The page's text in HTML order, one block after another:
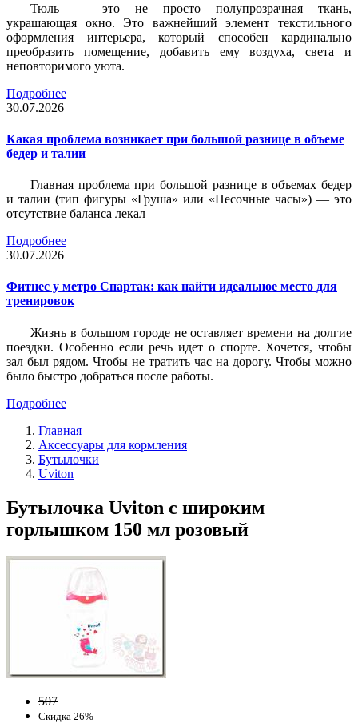
Тюль — это не просто полупрозрачная ткань,
украшающая окно. Это важнейший элемент текстильного
оформления интерьера, который способен кардинально
преобразить помещение, добавить ему воздуха, света и
неповторимого уюта.
Подробнее
30.07.2026
Какая проблема возникает при большой разнице в объеме
бедер и талии
Главная проблема при большой разнице в объемах бедер
и талии (тип фигуры «Груша» или «Песочные часы») — это
отсутствие баланса лекал
Подробнее
30.07.2026
Фитнес у метро Спартак: как найти идеальное место для
тренировок
Жизнь в большом городе не оставляет времени на долгие
поездки. Особенно если речь идет о спорте. Хочется, чтобы
зал был рядом. Чтобы не тратить час на дорогу. Чтобы можно
было быстро добраться после работы.
Подробнее
Главная
Аксессуары для кормления
Бутылочки
Uviton
Бутылочка Uviton с широким
горлышком 150 мл розовый
507
Скидка 26%